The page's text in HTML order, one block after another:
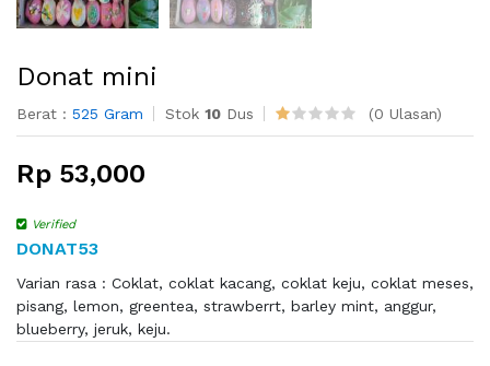
Donat mini
Berat : 525 Gram Stok 10 Dus (0 Ulasan)
Rp 53,000
Verified
DONAT53
Varian rasa : Coklat, coklat kacang, coklat keju, coklat meses,
pisang, lemon, greentea, strawberrt, barley mint, anggur,
blueberry, jeruk, keju.